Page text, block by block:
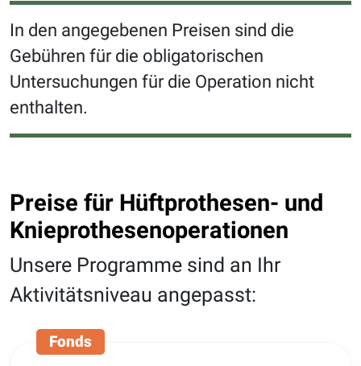
In den angegebenen Preisen sind die
Gebühren für die obligatorischen
Untersuchungen für die Operation nicht
enthalten.
Preise für Hüftprothesen- und
Knieprothesenoperationen
Unsere Programme sind an Ihr
Aktivitätsniveau angepasst:
Fonds